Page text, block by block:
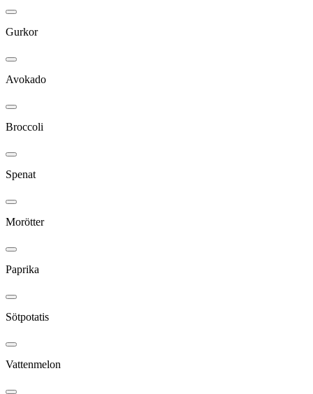
Gurkor
Avokado
Broccoli
Spenat
Morötter
Paprika
Sötpotatis
Vattenmelon